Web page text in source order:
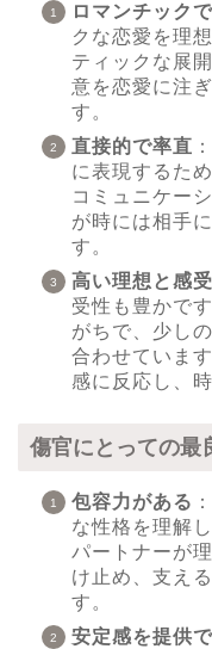
ロマンチック
クな恋愛を理
ティックな展
意を恋愛に注
す。
直接的で率直
に表現するた
コミュニケー
が時には相手
す。
高い理想と感
受性も豊かで
がちで、少し
合わせていま
感に反応し、
傷官にとっての最
包容力がある
な性格を理解
パートナーが
け止め、支え
す。
安定感を提供